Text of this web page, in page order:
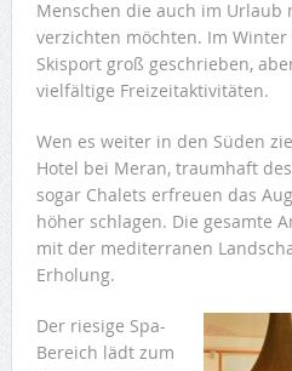
Menschen die auch im Urlaub
verzichten möchten. Im
Skisport groß geschrieben,
vielfältige Freizeitaktivitäten.
Wen es weiter in den Süden
Hotel bei Meran, traumhaft
sogar Chalets erfreuen das
höher schlagen. Die gesamte
mit der mediterranen
Erholung.
Der riesige Spa-
Bereich lädt zum